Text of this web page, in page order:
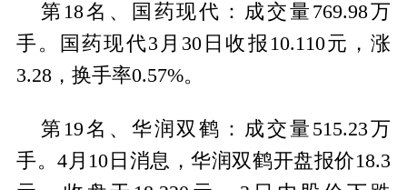
第18名、国药现代：成交量769.98万
手。国药现代3月30日收报10.110元，涨
3.28，换手率0.57%。
第19名、华润双鹤：成交量515.23万
手。4月10日消息，华润双鹤开盘报价18.3